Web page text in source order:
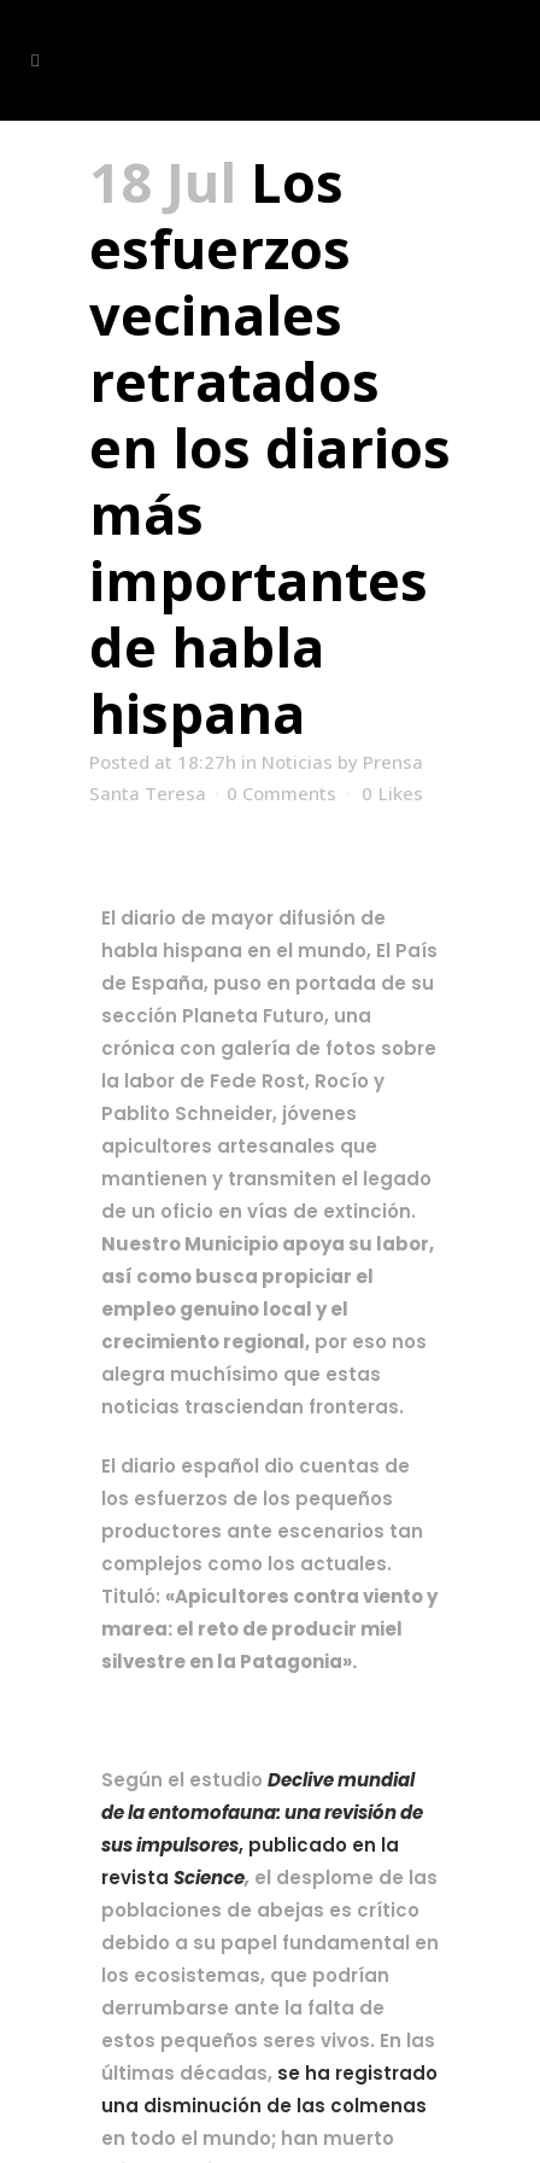
18 Jul Los
esfuerzos
vecinales
retratados
en los diarios
más
importantes
de habla
hispana
Posted at 18:27h in Noticias by Prensa
Santa Teresa
0 Comments 0 Likes
El diario de mayor difusión de
habla hispana en el mundo, El País
de España, puso en portada de su
sección Planeta Futuro, una
crónica con galería de fotos sobre
la labor de Fede Rost, Rocío y
Pablito Schneider, jóvenes
apicultores artesanales que
mantienen y transmiten el legado
Nuestro Municipio apoya su labor,
así como busca propiciar el
empleo genuino local y el
crecimiento regional, por eso nos
alegra muchísimo que estas
noticias trasciendan fronteras.
El diario español dio cuentas de
los esfuerzos de los pequeños
productores ante escenarios tan
complejos como los actuales.
Tituló: «Apicultores contra viento y
marea: el reto de producir miel
silvestre en la Patagonia».
Según el estudio Declive mundial
de la entomofauna: una revisión de
sus impulsores, publicado en la
revista Science, el desplome de las
poblaciones de abejas es crítico
debido a su papel fundamental en
los ecosistemas, que podrían
derrumbarse ante la falta de
estos pequeños seres vivos. En las
últimas décadas, se ha registrado
una disminución de las colmenas
en todo el mundo; han muerto